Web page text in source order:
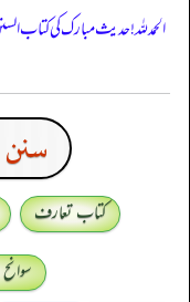
الحمدللہ! حدیث مبارک کی کتاب
سنن
کتاب تعارف